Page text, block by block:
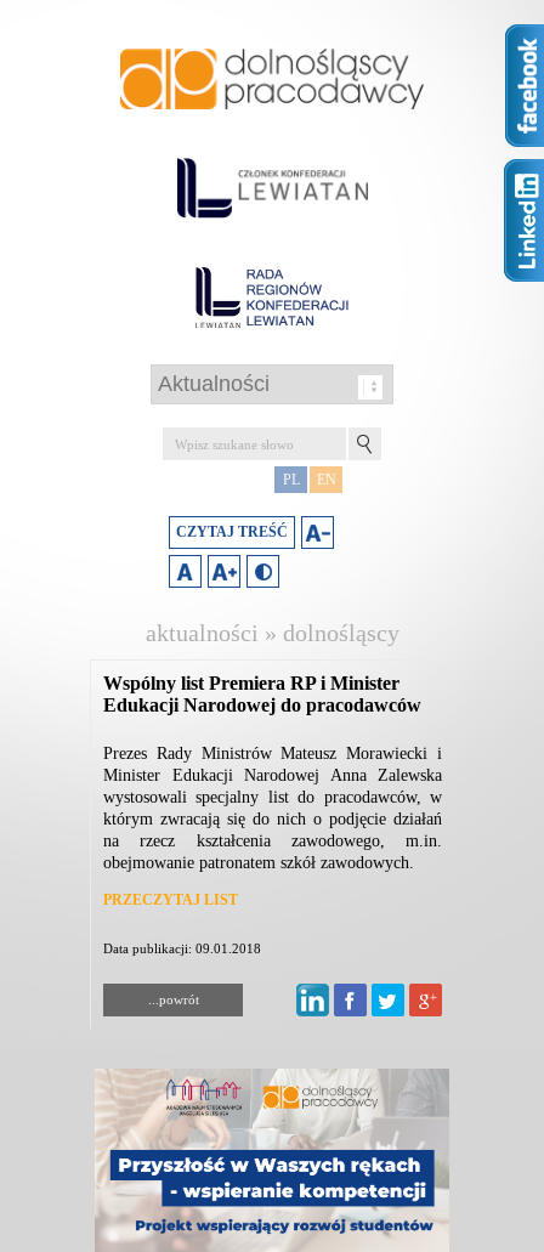
PL EN
CZYTAJ TREŚĆ
aktualności » dolnośląscy
Wspólny list Premiera RP i Minister
Edukacji Narodowej do pracodawców
Prezes Rady Ministrów Mateusz Morawiecki i
Minister Edukacji Narodowej Anna Zalewska
wystosowali specjalny list do pracodawców, w
którym zwracają się do nich o podjęcie działań
na rzecz kształcenia zawodowego, m.in.
obejmowanie patronatem szkół zawodowych.
PRZECZYTAJ LIST
Data publikacji: 09.01.2018
...powrót